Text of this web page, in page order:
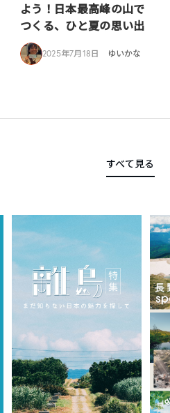
よう！日本最高峰の山で
つくる、ひと夏の思い出
2025年7月18日 ゆいかな
すべて見る